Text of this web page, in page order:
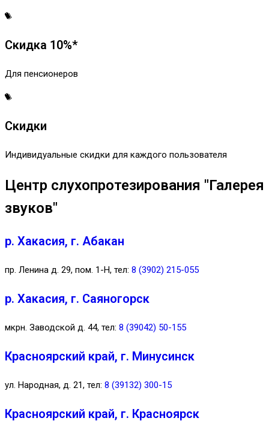
Скидка 10%*
Для пенсионеров
Скидки
Индивидуальные скидки для каждого пользователя
Центр слухопротезирования "Галерея
звуков"
р. Хакасия, г. Абакан
пр. Ленина д. 29, пом. 1-Н, тел: 8 (3902) 215-055
р. Хакасия, г. Саяногорск
мкрн. Заводской д. 44, тел: 8 (39042) 50-155
Красноярский край, г. Минусинск
ул. Народная, д. 21, тел: 8 (39132) 300-15
Красноярский край, г. Красноярск